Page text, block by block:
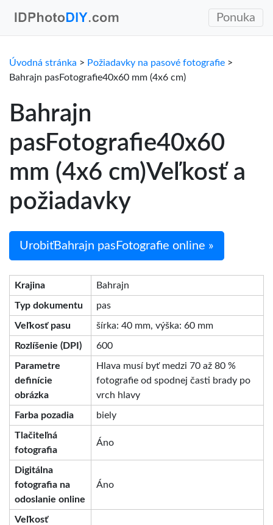
Ponuka
Úvodná stránka > Požiadavky na pasové fotografie >
Bahrajn pasFotografie40x60 mm (4x6 cm)
Bahrajn
pasFotografie40x60
mm (4x6 cm)Veľkosť a
požiadavky
UrobiťBahrajn pasFotografie online »
Krajina Bahrajn
Typ dokumentu pas
Veľkosť pasu šírka: 40 mm, výška: 60 mm
Rozlíšenie (DPI) 600
Parametre
definície
obrázka
Hlava musí byť medzi 70 až 80 %
fotografie od spodnej časti brady po
vrch hlavy
Farba pozadia biely
Tlačiteľná
fotografia
Áno
Digitálna
fotografia na
odoslanie online
Áno
Veľkosť